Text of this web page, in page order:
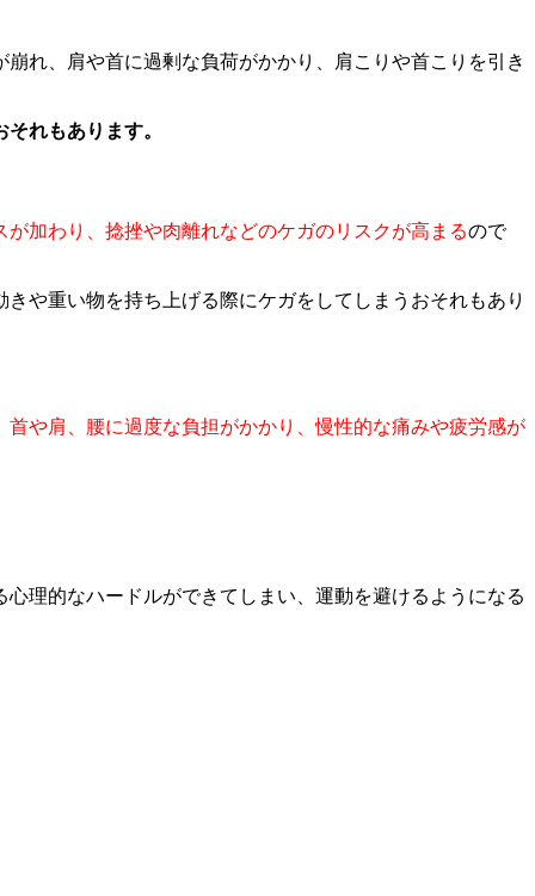
れ、肩や首に過剰な負荷がかかり、肩こりや首こりを引き
れもあります。
が加わり、捻挫や肉離れなどのケガのリスクが高まるので
きや重い物を持ち上げる際にケガをしてしまうおそれもあり
首や肩、腰に過度な負担がかかり、慢性的な痛みや疲労感が
理的なハードルができてしまい、運動を避けるようになる